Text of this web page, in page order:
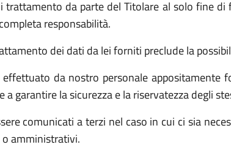
da parte del Titolare al solo fine di
responsabilità.
dei dati da lei forniti preclude la
da nostro personale appositamente
garantire la sicurezza e la riservatezza degli
comunicati a terzi nel caso in cui ci sia
o amministrativi.